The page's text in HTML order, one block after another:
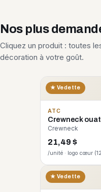
Nos plus
Cliquez un produit : toutes
décoration à votre goût.
★ Vedette
ATC
Crewneck
Crewneck
21,49 $
/unité · logo cœur
★ Vedette